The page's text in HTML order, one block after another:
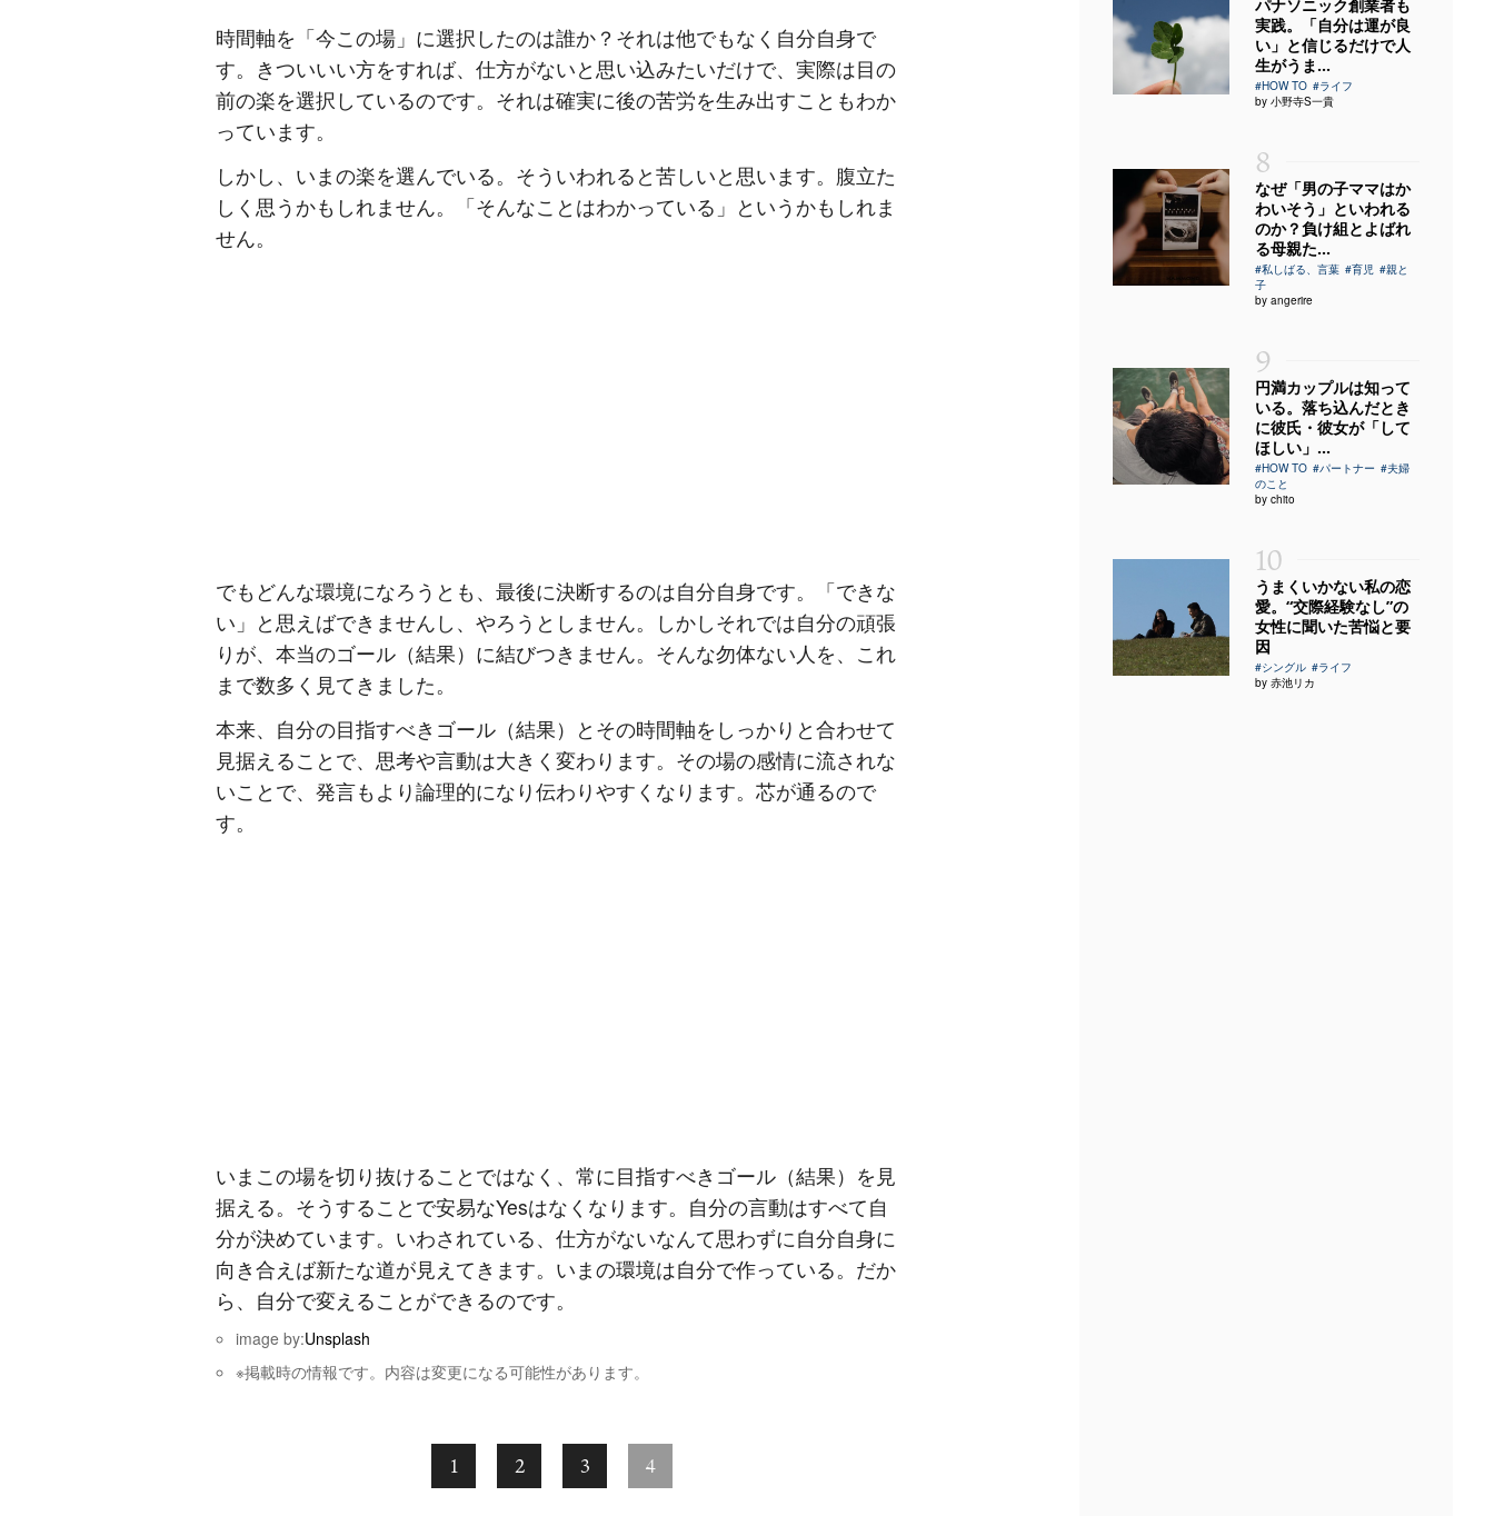
時間軸を「今この場」に選択したのは誰か？それは他でもなく自分自身で
す。きついいい方をすれば、仕方がないと思い込みたいだけで、実際は目の
前の楽を選択しているのです。それは確実に後の苦労を生み出すこともわか
っています。
しかし、いまの楽を選んでいる。そういわれると苦しいと思います。腹立た
しく思うかもしれません。「そんなことはわかっている」というかもしれま
せん。
でもどんな環境になろうとも、最後に決断するのは自分自身です。「できな
い」と思えばできませんし、やろうとしません。しかしそれでは自分の頑張
りが、本当のゴール（結果）に結びつきません。そんな勿体ない人を、これ
まで数多く見てきました。
本来、自分の目指すべきゴール（結果）とその時間軸をしっかりと合わせて
見据えることで、思考や言動は大きく変わります。その場の感情に流されな
いことで、発言もより論理的になり伝わりやすくなります。芯が通るので
す。
いまこの場を切り抜けることではなく、常に目指すべきゴール（結果）を見
据える。そうすることで安易なYesはなくなります。自分の言動はすべて自
分が決めています。いわされている、仕方がないなんて思わずに自分自身に
向き合えば新たな道が見えてきます。いまの環境は自分で作っている。だか
ら、自分で変えることができるのです。
image by:Unsplash
※掲載時の情報です。内容は変更になる可能性があります。
1 2 3 4
パナソニック創業者も
実践。「自分は運が良
い」と信じるだけで人
生がうま...
#HOW TO #ライフ
by 小野寺S一貴
8
なぜ「男の子ママはか
わいそう」といわれる
のか？負け組とよばれ
る母親た...
#私しばる、言葉 #育児 #親と
子
by angerire
9
円満カップルは知って
いる。落ち込んだとき
に彼氏・彼女が「して
ほしい」...
#HOW TO #パートナー #夫婦
のこと
by chito
10
うまくいかない私の恋
愛。“交際経験なし”の
女性に聞いた苦悩と要
因
#シングル #ライフ
by 赤池リカ